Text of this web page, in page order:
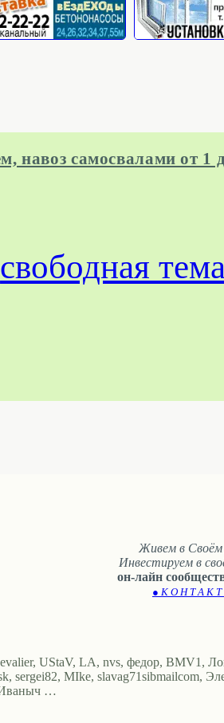
навоз самосвалами от 1
свободная тема
Живем в Своём
Инвестируем в
он-лайн
● К О Н Т А К
UStaV, LA, nvs, федор, BMV1,
MIke, slavag71sibmailcom,
Иваныч …